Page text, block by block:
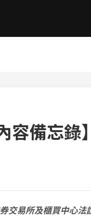
容備忘
交易所及櫃買中心法